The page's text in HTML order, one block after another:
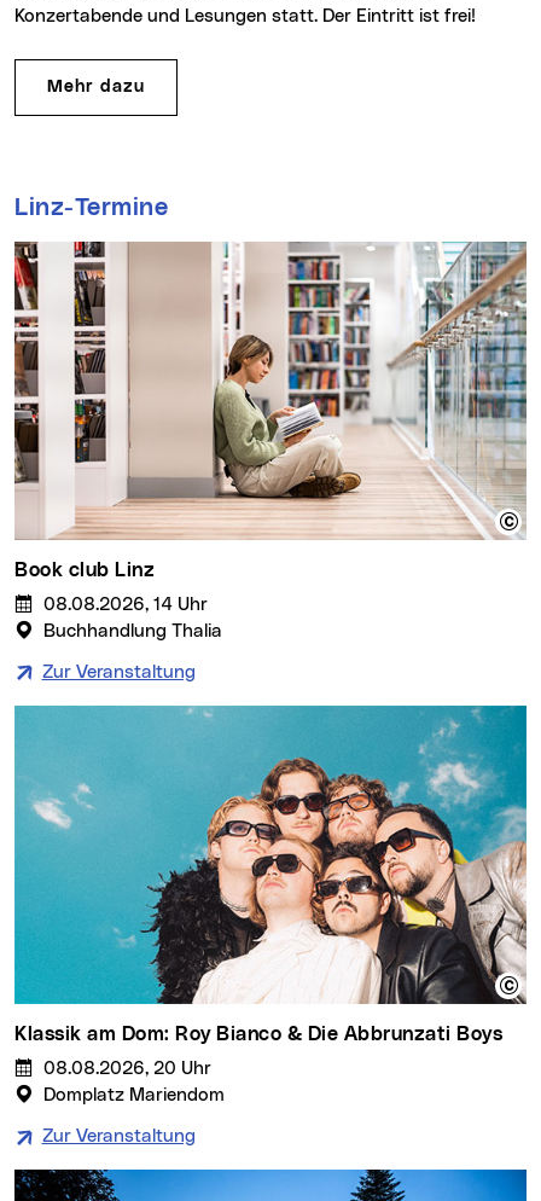
Konzertabende und Lesungen statt. Der Eintritt ist frei!
Mehr dazu
Linz-Termine
book club Linz
08.08.2026, 14 Uhr
Buchhandlung Thalia
Zur Veranstaltung
Klassik am Dom: Roy Bianco & Die Abbrunzati Boys
08.08.2026, 20 Uhr
Domplatz Mariendom
Zur Veranstaltung